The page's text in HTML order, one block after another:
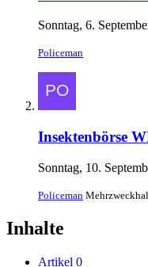
Sonntag, 6.
Policeman
Insektenbörse
Sonntag, 10.
Policeman
Inhalte
Artikel 0